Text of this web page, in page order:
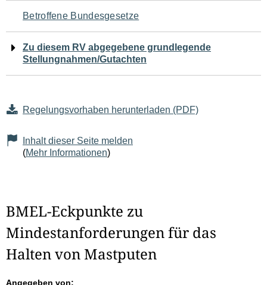
Seiteninhalt
Betroffene Bundesgesetze
Zu diesem RV abgegebene grundlegende
Stellungnahmen/Gutachten
Regelungsvorhaben herunterladen (PDF)
Inhalt dieser Seite melden
(Mehr Informationen)
BMEL-Eckpunkte zu
Mindestanforderungen für das
Halten von Mastputen
Angegeben von: